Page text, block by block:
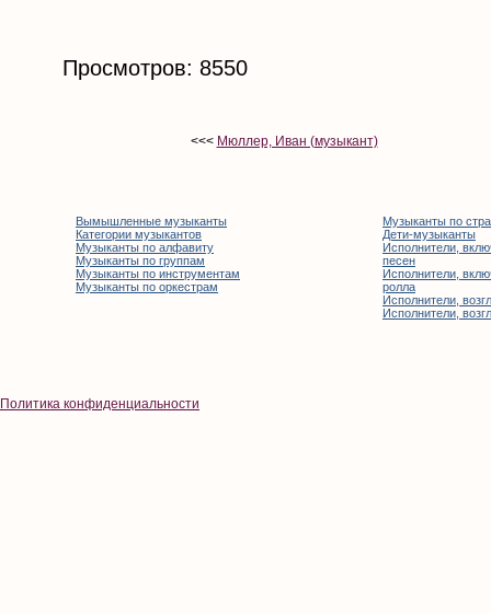
Просмотров: 8550
<<< Мюллер, Иван (музыкант)
Вымышленные музыканты
Категории музыкантов
Музыканты по алфавиту
Музыканты по группам
Музыканты по инструментам
Музыканты по оркестрам
Музыканты по
Дети-музыканты
Исполнители,
песен
Исполнители,
ролла
Исполнители,
Исполнители,
Политика конфиденциальности